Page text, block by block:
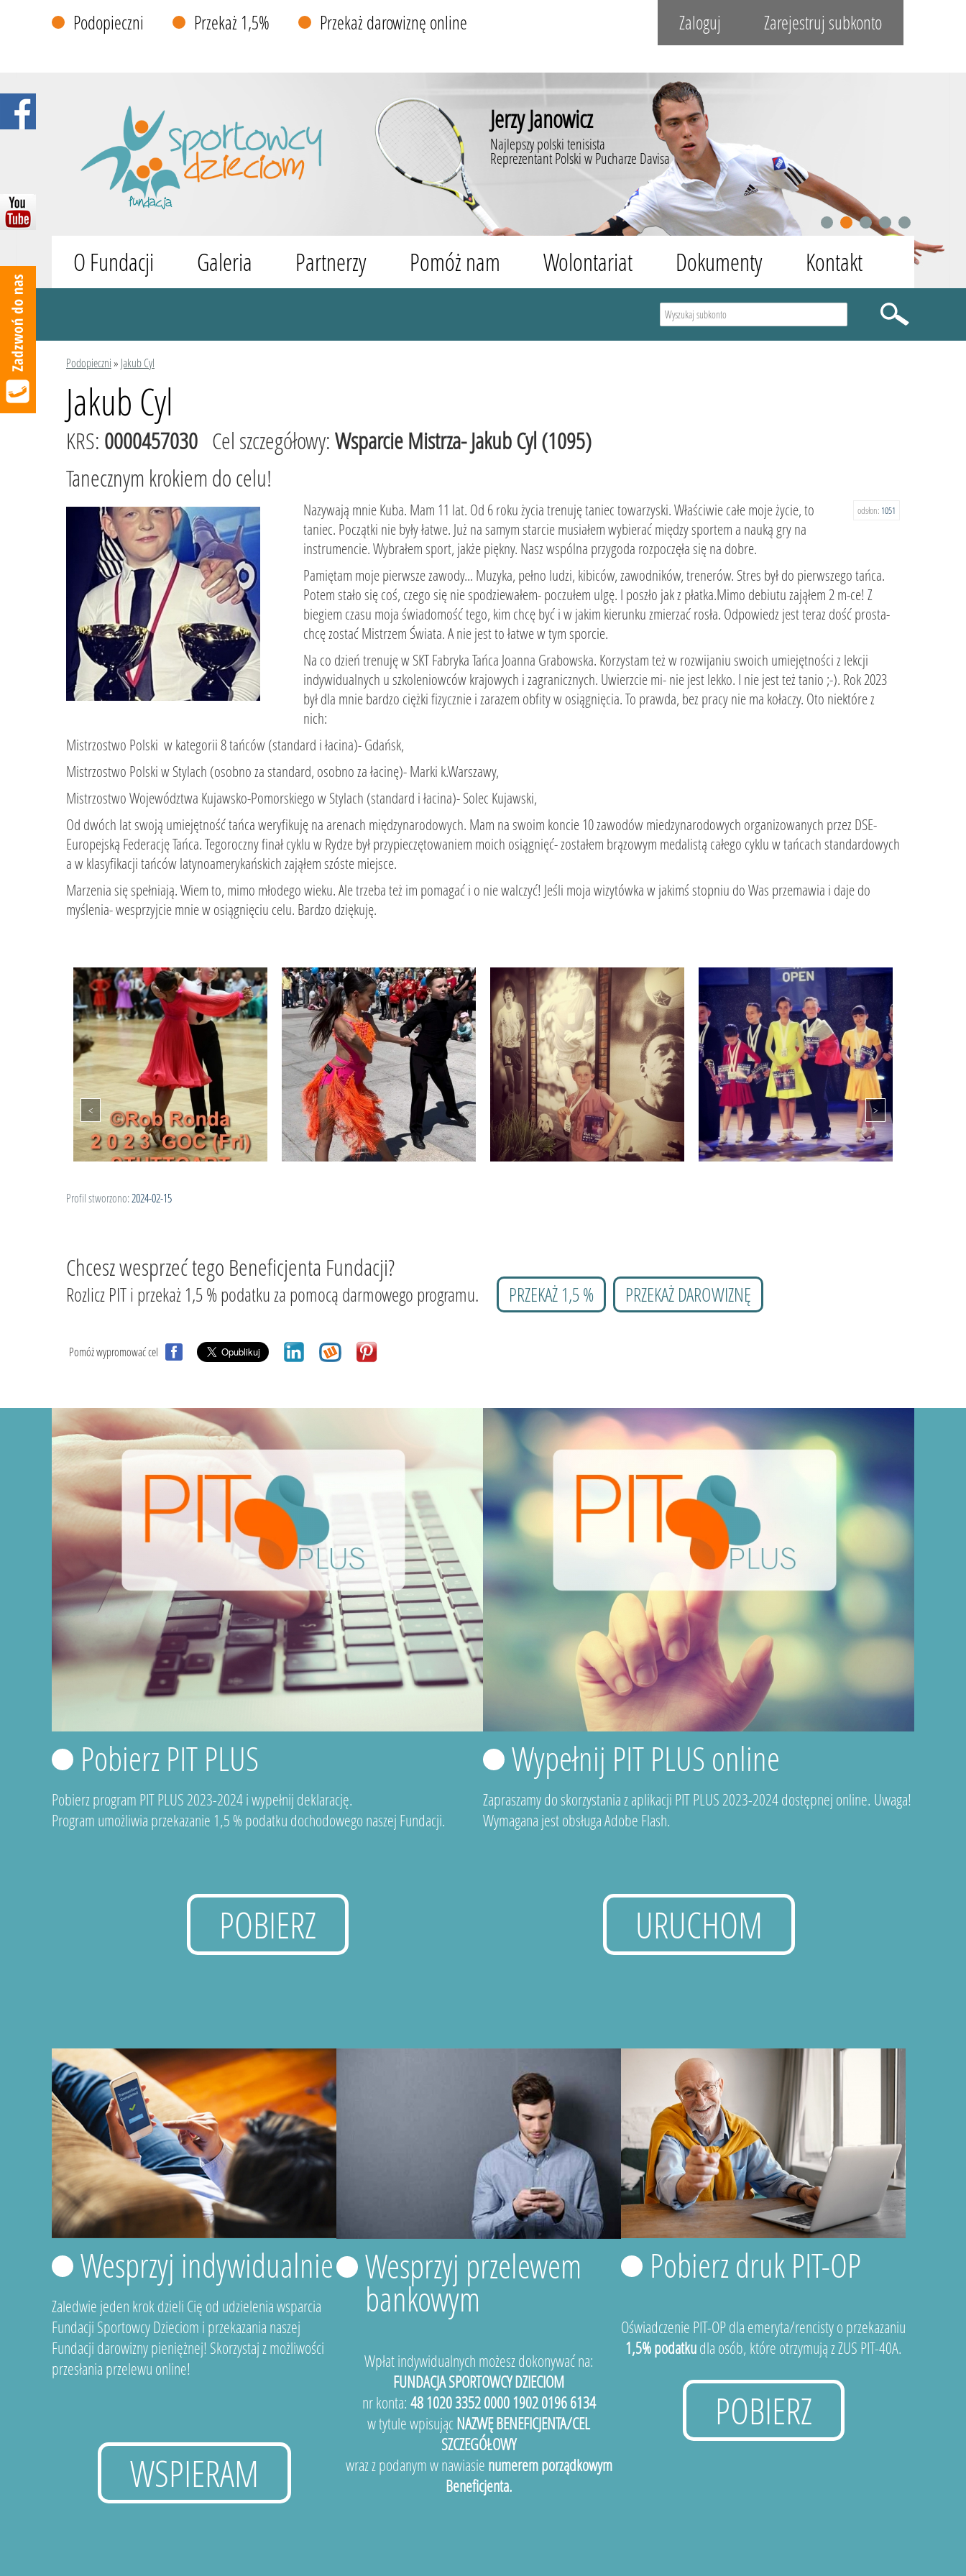
Podopieczni Przekaż 1,5% Przekaż darowiznę online Zaloguj Zarejestruj subkonto
Jerzy Janowicz
Najlepszy polski tenisista
Reprezentant Polski w Pucharze Davisa
1 2 3 4 5
O Fundacji Galeria Partnerzy Pomóż nam Wolontariat Dokumenty Kontakt
Podopieczni» Jakub Cyl
Jakub Cyl
KRS: 0000457030 Cel szczegółowy:Wsparcie Mistrza- Jakub Cyl (1095)
Tanecznym krokiem do celu!
odsłon: 1051
Nazywają mnie Kuba. Mam 11 lat. Od 6 roku życia trenuję taniec towarzyski. Właściwie całe moje życie, to
taniec. Początki nie były łatwe. Już na samym starcie musiałem wybierać między sportem a nauką gry na
instrumencie. Wybrałem sport, jakże piękny. Nasz wspólna przygoda rozpoczęła się na dobre.
Pamiętam moje pierwsze zawody... Muzyka, pełno ludzi, kibiców, zawodników, trenerów. Stres był do pierwszego tańca.
Potem stało się coś, czego się nie spodziewałem- poczułem ulgę. I poszło jak z płatka.Mimo debiutu zająłem 2 m-ce! Z
biegiem czasu moja świadomość tego, kim chcę być i w jakim kierunku zmierzać rosła. Odpowiedz jest teraz dość prosta-
chcę zostać Mistrzem Świata. A nie jest to łatwe w tym sporcie.
Na co dzień trenuję w SKT Fabryka Tańca Joanna Grabowska. Korzystam też w rozwijaniu swoich umiejętności z lekcji
indywidualnych u szkoleniowców krajowych i zagranicznych. Uwierzcie mi- nie jest lekko. I nie jest też tanio ;-). Rok 2023
był dla mnie bardzo ciężki fizycznie i zarazem obfity w osiągnięcia. To prawda, bez pracy nie ma kołaczy. Oto niektóre z
nich:
Mistrzostwo Polski w kategorii 8 tańców (standard i łacina)- Gdańsk,
Mistrzostwo Polski w Stylach (osobno za standard, osobno za łacinę)- Marki k.Warszawy,
Mistrzostwo Województwa Kujawsko-Pomorskiego w Stylach (standard i łacina)- Solec Kujawski,
Od dwóch lat swoją umiejętność tańca weryfikuję na arenach międzynarodowych. Mam na swoim koncie 10 zawodów miedzynarodowych organizowanych przez DSE-
Europejską Federację Tańca. Tegoroczny finał cyklu w Rydze był przypieczętowaniem moich osiągnięć- zostałem brązowym medalistą całego cyklu w tańcach standardowych
a w klasyfikacji tańców latynoamerykańskich zająłem szóste miejsce.
Marzenia się spełniają. Wiem to, mimo młodego wieku. Ale trzeba też im pomagać i o nie walczyć! Jeśli moja wizytówka w jakimś stopniu do Was przemawia i daje do
myślenia- wesprzyjcie mnie w osiągnięciu celu. Bardzo dziękuję.
Profil stworzono: 2024-02-15
Chcesz wesprzeć tego Beneficjenta Fundacji?
Rozlicz PIT i przekaż 1,5 % podatku za pomocą darmowego programu. PRZEKAŻ 1,5 % PRZEKAŻ DAROWIZNĘ
Pomóż wypromować cel
Pobierz PIT PLUS
Pobierz program PIT PLUS 2023-2024 i wypełnij deklarację.
Program umożliwia przekazanie 1,5 % podatku dochodowego naszej Fundacji.
POBIERZ
Wypełnij PIT PLUS online
Zapraszamy do skorzystania z aplikacji PIT PLUS 2023-2024 dostępnej online. Uwaga!
Wymagana jest obsługa Adobe Flash.
URUCHOM
Wesprzyj indywidualnie
Zaledwie jeden krok dzieli Cię od udzielenia wsparcia
Fundacji Sportowcy Dzieciom i przekazania naszej
Fundacji darowizny pieniężnej! Skorzystaj z możliwości
przesłania przelewu online!
WSPIERAM
Wesprzyj przelewem
bankowym
Wpłat indywidualnych możesz dokonywać na:
FUNDACJA SPORTOWCY DZIECIOM
nr konta: 48 1020 3352 0000 1902 0196 6134
w tytule wpisującNAZWĘ BENEFICJENTA/CEL
SZCZEGÓŁOWY
wraz z podanym w nawiasie numerem porządkowym
Beneficjenta.
Pobierz druk PIT-OP
Oświadczenie PIT-OP dla emeryta/rencisty o przekazaniu
1,5% podatkudla osób, które otrzymują z ZUS PIT-40A.
POBIERZ